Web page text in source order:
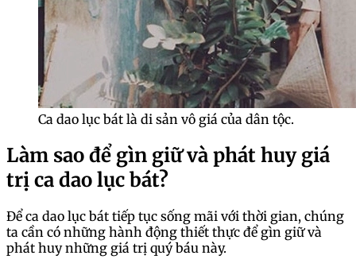
Ca dao lục bát là di sản vô giá của dân tộc.
Làm sao để gìn giữ và phát huy giá
trị ca dao lục bát?
Để ca dao lục bát tiếp tục sống mãi với thời gian, chúng
ta cần có những hành động thiết thực để gìn giữ và
phát huy những giá trị quý báu này.